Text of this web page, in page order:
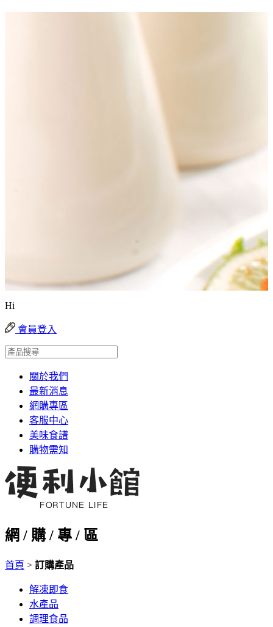
Hi
會員登入
關於我們
最新消息
網購專區
客服中心
美味食譜
購物需知
網 / 購 / 專 / 區
首頁 > 訂購產品
解凍即食
水產品
調理食品